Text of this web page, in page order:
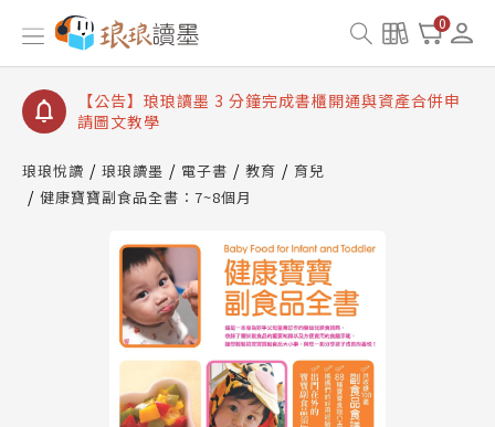
0
【公告】琅琅讀墨數位閱讀資產合併與書櫃開通申請
【公告】琅琅讀墨書櫃開通常見問題
【公告】琅琅讀墨 3 分鐘完成書櫃開通與資產合併申
請圖文教學
查詢
【公告】琅琅讀墨數位閱讀資產合併與書櫃開通申請
琅琅悅讀 琅琅讀墨 電子書 教育
育兒
健康寶寶副食品全書：7~8個月